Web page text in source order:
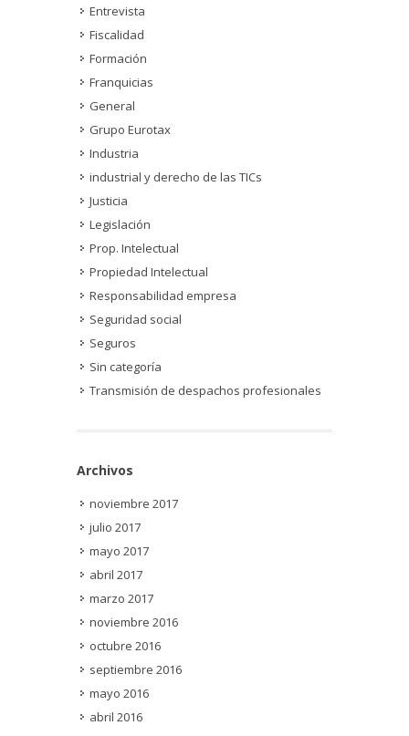
Entrevista
Fiscalidad
Formación
Franquicias
General
Grupo Eurotax
Industria
industrial y derecho de las TICs
Justicia
Legislación
Prop. Intelectual
Propiedad Intelectual
Responsabilidad empresa
Seguridad social
Seguros
Sin categoría
Transmisión de despachos profesionales
Archivos
noviembre 2017
julio 2017
mayo 2017
abril 2017
marzo 2017
noviembre 2016
octubre 2016
septiembre 2016
mayo 2016
abril 2016